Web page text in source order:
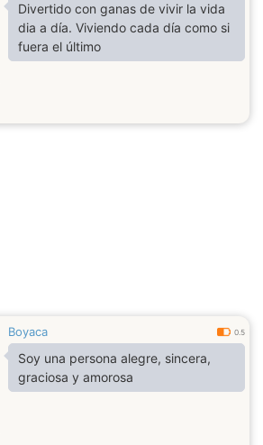
Divertido con ganas de vivir la vida
dia a día. Viviendo cada día como si
fuera el último
Boyaca 0.5
Soy una persona alegre, sincera,
graciosa y amorosa